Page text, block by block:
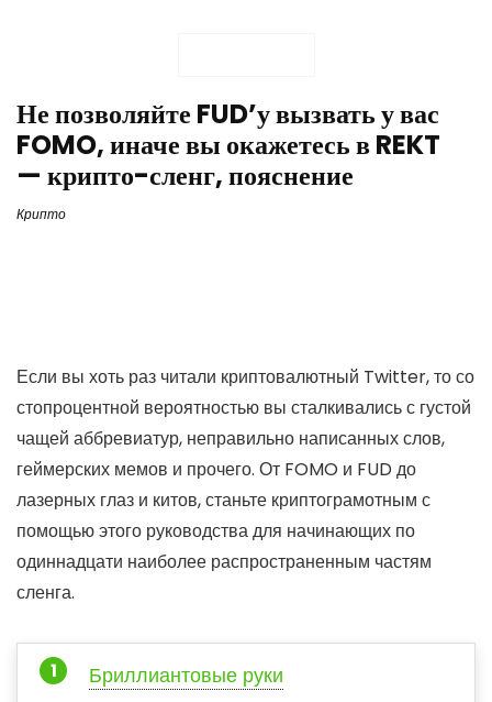
Не позволяйте FUD’у вызвать у вас
FOMO, иначе вы окажетесь в REKT
— крипто-сленг, пояснение
Крипто
Если вы хоть раз читали криптовалютный Twitter, то со
стопроцентной вероятностью вы сталкивались с густой
чащей аббревиатур, неправильно написанных слов,
геймерских мемов и прочего. От FOMO и FUD до
лазерных глаз и китов, станьте криптограмотным с
помощью этого руководства для начинающих по
одиннадцати наиболее распространенным частям
сленга.
Бриллиантовые руки